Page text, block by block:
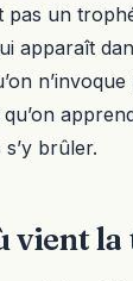
pas un
apparaît
brûler.
vient